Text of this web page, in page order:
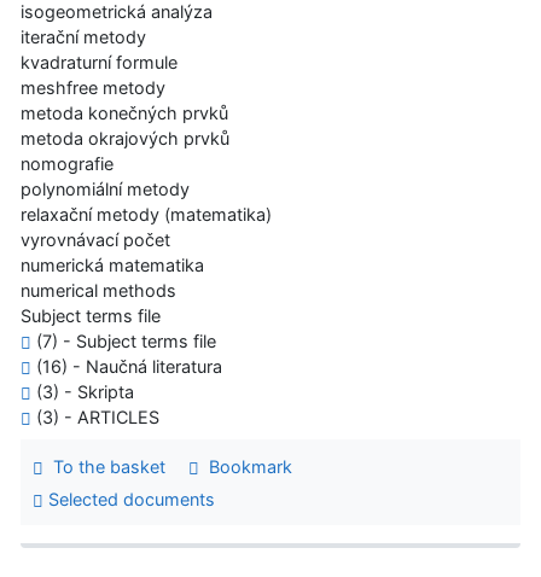
isogeometrická analýza
iterační metody
kvadraturní formule
meshfree metody
metoda konečných prvků
metoda okrajových prvků
nomografie
polynomiální metody
relaxační metody (matematika)
vyrovnávací počet
numerická matematika
numerical methods
Subject terms file
(7) - Subject terms file
(16) - Naučná literatura
(3) - Skripta
(3) - ARTICLES
To the basket
Bookmark
Selected documents